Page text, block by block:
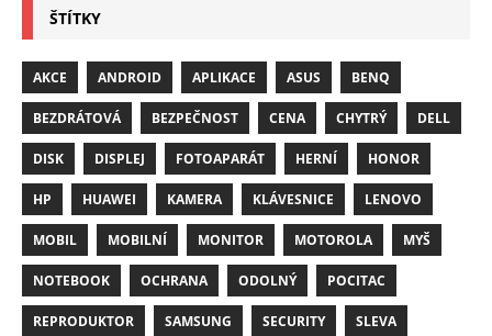
ŠTÍTKY
AKCE ANDROID APLIKACE ASUS BENQ
BEZDRÁTOVÁ BEZPEČNOST CENA CHYTRÝ DELL
DISK DISPLEJ FOTOAPARÁT HERNÍ HONOR
HP HUAWEI KAMERA KLÁVESNICE LENOVO
MOBIL MOBILNÍ MONITOR MOTOROLA MYŠ
NOTEBOOK OCHRANA ODOLNÝ POCITAC
REPRODUKTOR SAMSUNG SECURITY SLEVA